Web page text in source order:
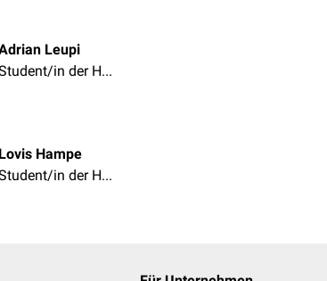
Leupi
Student/in der Humanmedizin
Lovis Hampe
Student/in der Humanmedizin